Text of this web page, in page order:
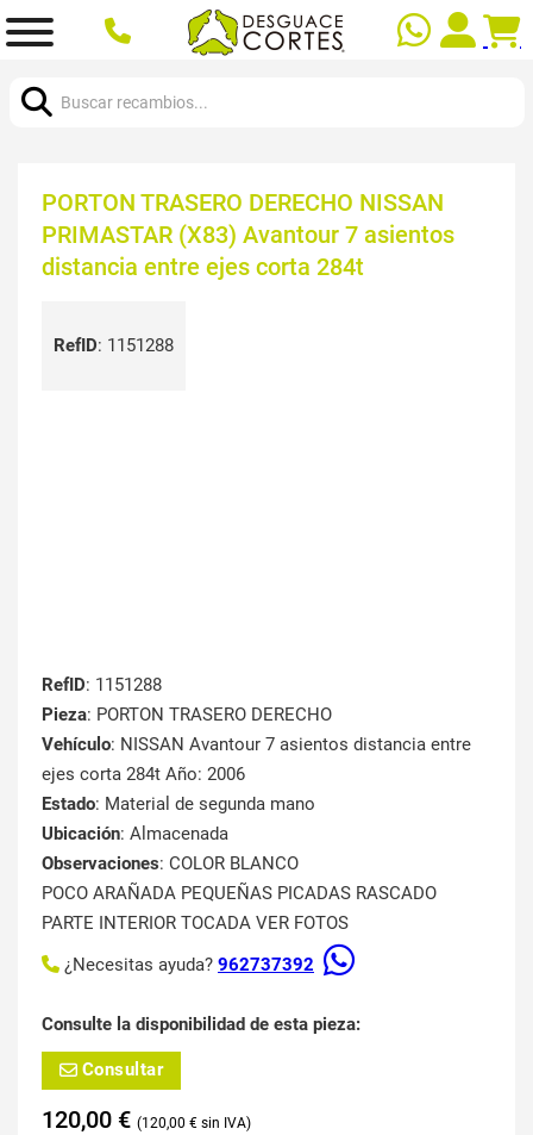
PORTON TRASERO DERECHO NISSAN
PRIMASTAR (X83) Avantour 7 asientos
distancia entre ejes corta 284t
RefID: 1151288
RefID: 1151288
Pieza: PORTON TRASERO DERECHO
Vehículo: NISSAN Avantour 7 asientos distancia entre
ejes corta 284t Año: 2006
Estado: Material de segunda mano
Ubicación: Almacenada
Observaciones: COLOR BLANCO
POCO ARAÑADA PEQUEÑAS PICADAS RASCADO
PARTE INTERIOR TOCADA VER FOTOS
¿Necesitas ayuda? 962737392
Consulte la disponibilidad de esta pieza:
Consultar
120,00 € 120,00 €